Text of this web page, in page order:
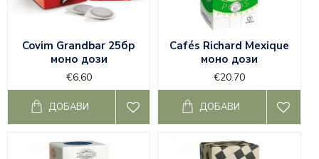
Covim Grandbar 25бр
моно дози
€6.60
ДОБАВИ
Cafés Richard Mexique
моно дози
€20.70
ДОБАВИ